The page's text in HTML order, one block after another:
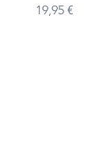
Cena
19,95 €